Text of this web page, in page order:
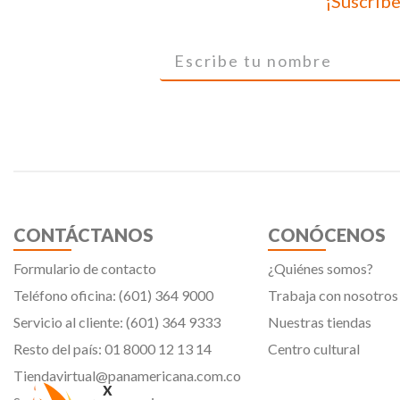
x
Santa Monica Studio
Turtle Beach
Warner
XBOX
xtech
CONTÁCTANOS
Formulario de contacto
Teléfono oficina: (601) 364 9000
Servicio al cliente: (601) 364 9333
Resto del país: 01 8000 12 13 14
Tiendavirtual@panamericana.com.co
CONÓCENOS
¿Quiénes somos?
Trabaja con nosotros
Nuestras tiendas
Centro cultural